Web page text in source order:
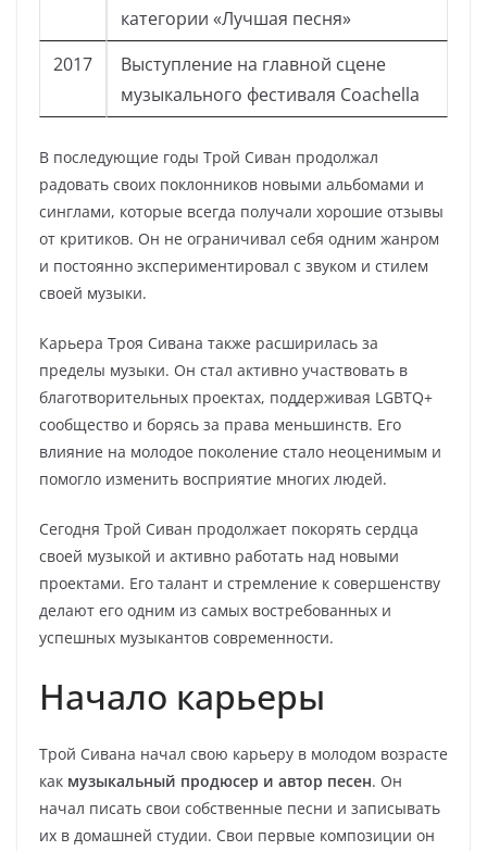
категории «Лучшая песня»
2017
Выступление на главной сцене
музыкального фестиваля Coachella
В последующие годы Трой Сиван продолжал
радовать своих поклонников новыми альбомами и
синглами, которые всегда получали хорошие отзывы
от критиков. Он не ограничивал себя одним жанром
и постоянно экспериментировал с звуком и стилем
своей музыки.
Карьера Троя Сивана также расширилась за
пределы музыки. Он стал активно участвовать в
благотворительных проектах, поддерживая LGBTQ+
сообщество и борясь за права меньшинств. Его
влияние на молодое поколение стало неоценимым и
помогло изменить восприятие многих людей.
Сегодня Трой Сиван продолжает покорять сердца
своей музыкой и активно работать над новыми
проектами. Его талант и стремление к совершенству
делают его одним из самых востребованных и
успешных музыкантов современности.
Начало карьеры
Трой Сивана начал свою карьеру в молодом возрасте
как музыкальный продюсер и автор песен. Он
начал писать свои собственные песни и записывать
их в домашней студии. Свои первые композиции он